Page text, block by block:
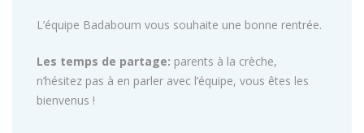
L’équipe Badaboum vous souhaite une bonne rentrée.
Les temps de partage: parents à la crèche,
n’hésitez pas à en parler avec l’équipe, vous êtes les
bienvenus !